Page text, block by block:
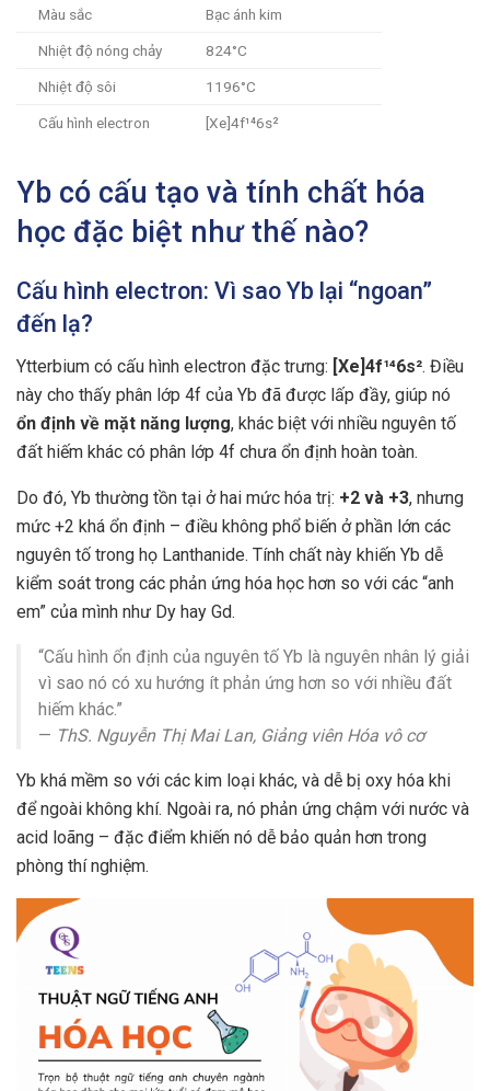
Màu sắc Bạc ánh kim
Nhiệt độ nóng chảy 824°C
Nhiệt độ sôi 1196°C
Cấu hình electron [Xe]4f¹⁴6s²
Yb có cấu tạo và tính chất hóa
học đặc biệt như thế nào?
Cấu hình electron: Vì sao Yb lại “ngoan”
đến lạ?
Ytterbium có cấu hình electron đặc trưng: [Xe]4f¹⁴6s². Điều
này cho thấy phân lớp 4f của Yb đã được lấp đầy, giúp nó
ổn định về mặt năng lượng, khác biệt với nhiều nguyên tố
đất hiếm khác có phân lớp 4f chưa ổn định hoàn toàn.
Do đó, Yb thường tồn tại ở hai mức hóa trị: +2 và +3, nhưng
mức +2 khá ổn định – điều không phổ biến ở phần lớn các
nguyên tố trong họ Lanthanide. Tính chất này khiến Yb dễ
kiểm soát trong các phản ứng hóa học hơn so với các “anh
em” của mình như Dy hay Gd.
“Cấu hình ổn định của nguyên tố Yb là nguyên nhân lý giải
vì sao nó có xu hướng ít phản ứng hơn so với nhiều đất
hiếm khác.”
— ThS. Nguyễn Thị Mai Lan, Giảng viên Hóa vô cơ
Yb khá mềm so với các kim loại khác, và dễ bị oxy hóa khi
để ngoài không khí. Ngoài ra, nó phản ứng chậm với nước và
acid loãng – đặc điểm khiến nó dễ bảo quản hơn trong
phòng thí nghiệm.